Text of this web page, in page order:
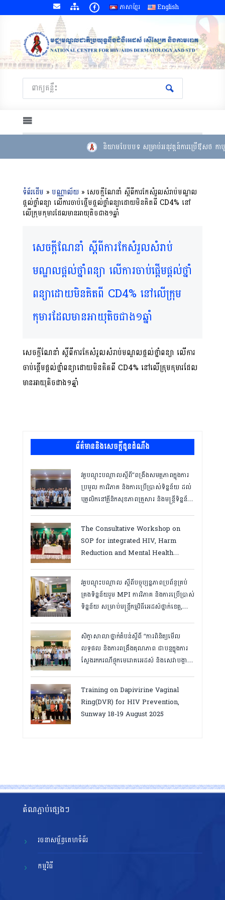
ភាសាខ្មែរ English
និយាមបែបបទ សម្រាប់អនុវត្តន៍ការប្រើឳសថ កា
ទំព័រដើម » បណ្ណាល័យ» សេចក្តីណែនាំ ស្តីពីការកែសំរួលសំរាប់មណ្ឌល
ផ្តល់ថ្នាំពន្យា លើការចាប់ផ្តើមផ្តល់ថ្នាំពន្យាដោយមិនគិតពី CD4% នៅ
លើក្រុមកុមារដែលមានអាយុតិចជាង១ឆ្នាំ
សេចក្តីណែនាំ ស្តីពីការកែសំរួលសំរាប់
មណ្ឌលផ្តល់ថ្នាំពន្យា លើការចាប់ផ្តើមផ្តល់ថ្នាំ
ពន្យាដោយមិនគិតពី CD4% នៅលើក្រុម
កុមារដែលមានអាយុតិចជាង១ឆ្នាំ
សេចក្តីណែនាំ ស្តីពីការកែសំរួលសំរាប់មណ្ឌលផ្តល់ថ្នាំពន្យា លើការ
ចាប់ផ្តើមផ្តល់ថ្នាំពន្យាដោយមិនគិតពី CD4% នៅលើក្រុមកុមារដែល
មានអាយុតិចជាង១ឆ្នាំ
ព័ត៌មាននិងសេចក្តីជូនដំណឹង
វគ្គបណ្ដុះបណ្ដាលស្តីពី”ពង្រឹងសមត្ថភាពក្នុងការ
ប្រមូល ការវិភាគ និងការប្រើប្រាស់ទិន្នន័យ ដល់
បុគ្គលិកនៅគ្លីនិកសុខភាពគ្រួសារ និងមន្ត្រីទិន្នន័យ
ឆ្នាំ២០២៦
The Consultative Workshop on
SOP for integrated HIV, Harm
Reduction and Mental Health
វគ្គបណ្ដុះបណ្តាល ស្តីពីបច្ចុប្បន្នភាពប្រព័ន្ធគ្រប់
គ្រងទិន្នន័យរួម MPI ការវិភាគ និងការប្រើប្រាស់
ទិន្នន័យ សម្រាប់មន្រ្តីកម្មវិធីអេដស៍ថ្នាក់ខេត្ត,
សិក្ខាសាលាថ្នាក់តំបន់ស្តីពី “ការពិនិត្យមើល
លទ្ធផល និងការពង្រឹងគុណភាព ជាបន្តក្នុងការ
ស្វែងរកករណីផ្ទុកមេរោគអេដស៍ និងសេវាបង្ការ
សម្រេចគោលដៅ ៩៥-៩៥-៩៥”, តាកែវ
ថ្ងៃទី១២-១៣ សីហា ២០២៥
Training on Dapivirine Vaginal
Ring(DVR) for HIV Prevention,
Sunway 18-19 August 2025
តំណភ្ជាប់ផ្សេងៗ
រចនាសម្ព័ន្ធគេហទំព័រ
កម្មវិធី